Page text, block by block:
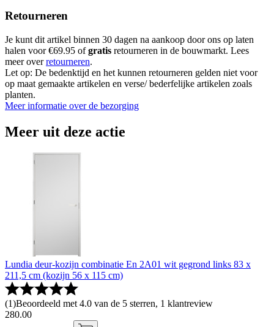
Retourneren
Je kunt dit artikel binnen 30 dagen na aankoop door ons op laten
halen voor €69.95 ofgratis retourneren in de bouwmarkt. Lees
meer overretourneren.
Let op: De bedenktijd en het kunnen retourneren gelden niet voor
op maat gemaakte artikelen en verse/ bederfelijke artikelen zoals
planten.
Meer informatie over de bezorging
Meer uit deze actie
Lundia deur-kozijn combinatie En 2A01 wit gegrond links 83 x
211,5 cm (kozijn 56 x 115 cm)
(1)Beoordeeld met 4.0 van de 5 sterren, 1 klantreview
280.00